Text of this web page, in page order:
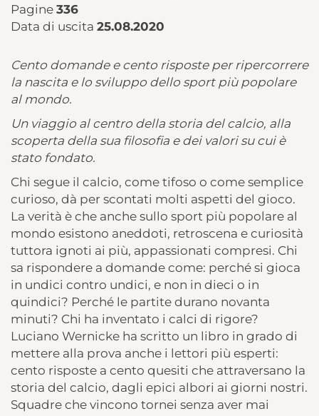
Pagine 336
Data di uscita 25.08.2020
Cento domande e cento risposte per ripercorrere
la nascita e lo sviluppo dello sport più popolare
al mondo.
Un viaggio al centro della storia del calcio, alla
scoperta della sua filosofia e dei valori su cui è
stato fondato.
Chi segue il calcio, come tifoso o come semplice
curioso, dà per scontati molti aspetti del gioco.
La verità è che anche sullo sport più popolare al
mondo esistono aneddoti, retroscena e curiosità
tuttora ignoti ai più, appassionati compresi. Chi
sa rispondere a domande come: perché si gioca
in undici contro undici, e non in dieci o in
quindici? Perché le partite durano novanta
minuti? Chi ha inventato i calci di rigore?
Luciano Wernicke ha scritto un libro in grado di
mettere alla prova anche i lettori più esperti:
cento risposte a cento quesiti che attraversano la
storia del calcio, dagli epici albori ai giorni nostri.
Squadre che vincono tornei senza aver mai